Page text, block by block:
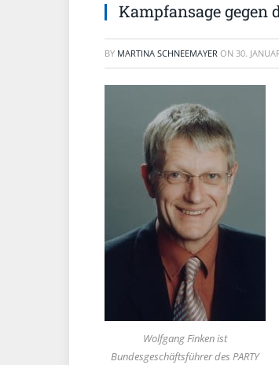
Kampfansage gegen
BY MARTINA SCHNEEMAYER ON 30.
Wolfgang Finken ist
Bundesgeschäftsführer des PARTY